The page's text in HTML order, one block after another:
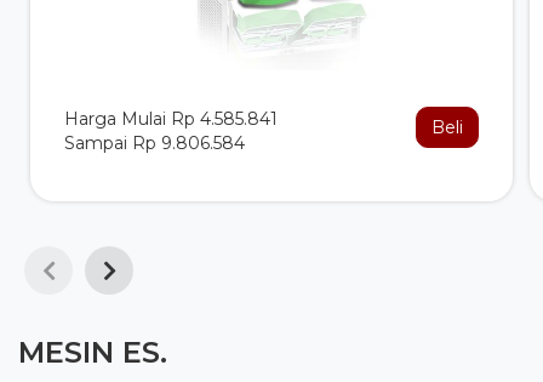
Harga Mulai Rp 4.585.841
Sampai Rp 9.806.584
Beli
MESIN ES.